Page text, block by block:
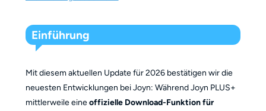
Einführung
Mit diesem aktuellen Update für 2026 bestätigen wir die
neuesten Entwicklungen bei Joyn: Während Joyn PLUS+
mittlerweile eineoffizielle Download-Funktion für